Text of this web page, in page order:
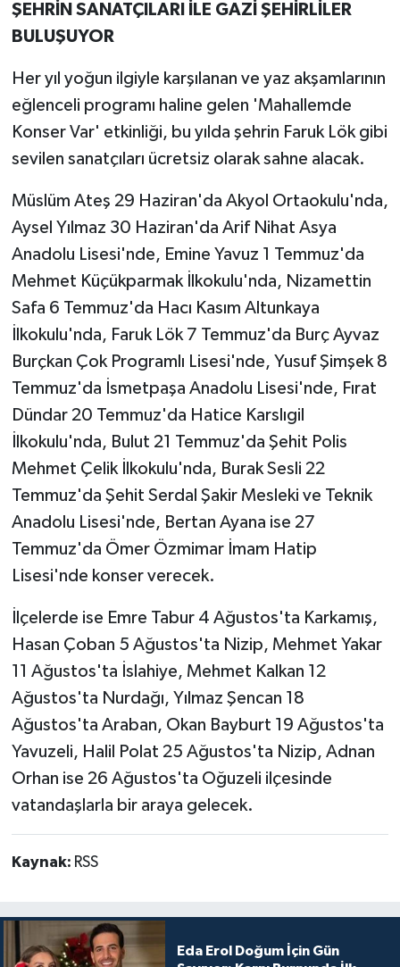
ŞEHRİN SANATÇILARI İLE GAZİ ŞEHİRLİLER
BULUŞUYOR
Her yıl yoğun ilgiyle karşılanan ve yaz akşamlarının
eğlenceli programı haline gelen 'Mahallemde
Konser Var' etkinliği, bu yılda şehrin Faruk Lök gibi
sevilen sanatçıları ücretsiz olarak sahne alacak.
Müslüm Ateş 29 Haziran'da Akyol Ortaokulu'nda,
Aysel Yılmaz 30 Haziran'da Arif Nihat Asya
Anadolu Lisesi'nde, Emine Yavuz 1 Temmuz'da
Mehmet Küçükparmak İlkokulu'nda, Nizamettin
Safa 6 Temmuz'da Hacı Kasım Altunkaya
İlkokulu'nda, Faruk Lök 7 Temmuz'da Burç Ayvaz
Burçkan Çok Programlı Lisesi'nde, Yusuf Şimşek 8
Temmuz'da İsmetpaşa Anadolu Lisesi'nde, Fırat
Dündar 20 Temmuz'da Hatice Karslıgil
İlkokulu'nda, Bulut 21 Temmuz'da Şehit Polis
Mehmet Çelik İlkokulu'nda, Burak Sesli 22
Temmuz'da Şehit Serdal Şakir Mesleki ve Teknik
Anadolu Lisesi'nde, Bertan Ayana ise 27
Temmuz'da Ömer Özmimar İmam Hatip
Lisesi'nde konser verecek.
İlçelerde ise Emre Tabur 4 Ağustos'ta Karkamış,
Hasan Çoban 5 Ağustos'ta Nizip, Mehmet Yakar
11 Ağustos'ta İslahiye, Mehmet Kalkan 12
Ağustos'ta Nurdağı, Yılmaz Şencan 18
Ağustos'ta Araban, Okan Bayburt 19 Ağustos'ta
Yavuzeli, Halil Polat 25 Ağustos'ta Nizip, Adnan
Orhan ise 26 Ağustos'ta Oğuzeli ilçesinde
vatandaşlarla bir araya gelecek.
Kaynak: RSS
Eda Erol Doğum İçin Gün